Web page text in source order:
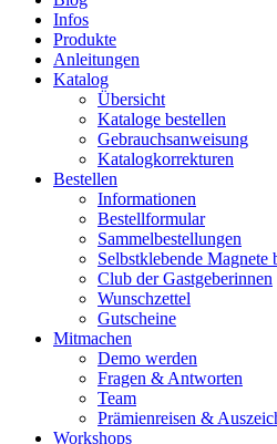
Infos
Produkte
Anleitungen
Katalog
Übersicht
Kataloge bestellen
Gebrauchsanweisung
Katalogkorrekturen
Bestellen
Informationen
Bestellformular
Sammelbestellungen
Selbstklebende Magnete
Club der Gastgeberinnen
Wunschzettel
Gutscheine
Mitmachen
Demo werden
Fragen & Antworten
Team
Prämienreisen &
Workshops